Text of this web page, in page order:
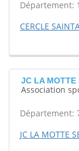
Département:
CERCLE
JC LA MOTTE
Association
Département:
JC LA MOTTE